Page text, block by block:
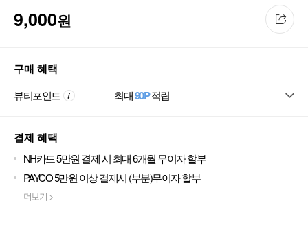
9,000원
구매 혜택
뷰티포인트 최대90P적립
결제 혜택
NH카드 5만원 결제 시 최대 6개월 무이자 할부
PAYCO 5만원 이상 결제시 (부분)무이자 할부
더보기 >